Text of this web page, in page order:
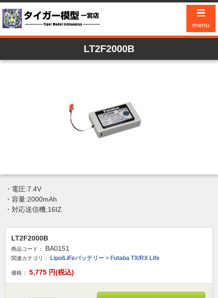
☰
menu
LT2F2000B
・電圧:7.4V
・容量:2000mAh
・対応送信機;16IZ
LT2F2000B
商品コード： BA0151
関連カテゴリ： Lipo/LiFeバッテリー > Futaba TX/RX Life
価格： 5,775 円(税込)